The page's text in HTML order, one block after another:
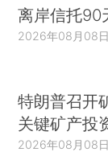
离岸信托90
2026年08月08日
特朗普召开
关键矿产投
2026年08月08日